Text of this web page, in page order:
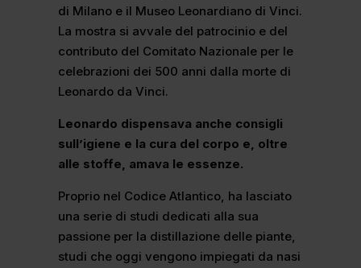
di Milano e il Museo Leonardiano di Vinci.
La mostra si avvale del patrocinio e del
contributo del Comitato Nazionale per le
celebrazioni dei 500 anni dalla morte di
Leonardo da Vinci.
Leonardo dispensava anche consigli
sull’igiene e la cura del corpo e, oltre
alle stoffe, amava le essenze.
Proprio nel Codice Atlantico, ha lasciato
una serie di studi dedicati alla sua
passione per la distillazione delle piante,
studi che oggi vengono impiegati da nasi